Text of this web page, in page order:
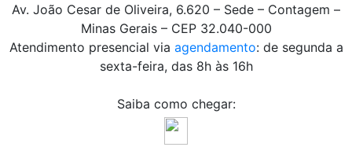
Av. João Cesar de Oliveira, 6.620 – Sede – Contagem –
Minas Gerais – CEP 32.040-000
Atendimento presencial via agendamento: de segunda a
sexta-feira, das 8h às 16h
Saiba como chegar: